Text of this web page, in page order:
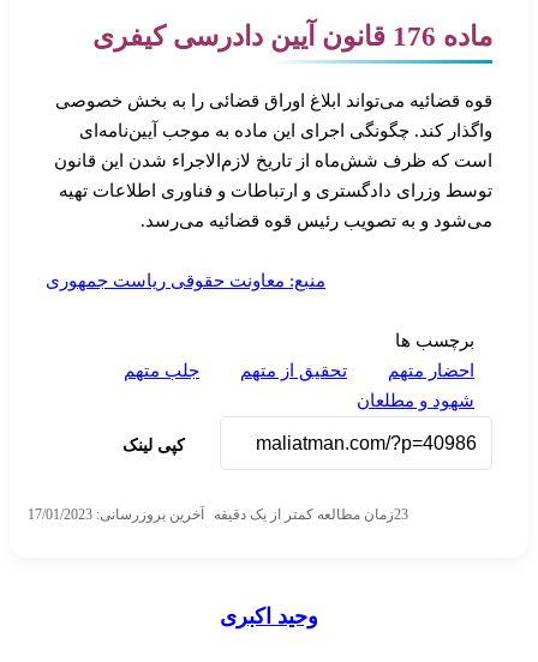
ماده 176 قانون آیین دادرسی کیفری
قوه قضائیه می‌تواند ابلاغ اوراق قضائی را به بخش خصوصی
واگذار کند. چگونگی اجرای این ماده به موجب آیین‏‌نامه‌‏ای
است که ظرف شش‌ماه از تاریخ لازم‌الاجراء شدن این قانون
توسط وزرای دادگستری و ارتباطات و فناوری اطلاعات تهیه
می‌شود و به تصویب رئیس قوه قضائیه می‌‏رسد.
منبع: معاونت حقوقی ریاست جمهوری
برچسب ها
احضار متهم
تحقیق از متهم
جلب متهم
شهود و مطلعان
کپی لینک
آخرین بروزرسانی: 17/01/2023 23زمان مطالعه کمتر از یک دقیقه
وحید اکبری